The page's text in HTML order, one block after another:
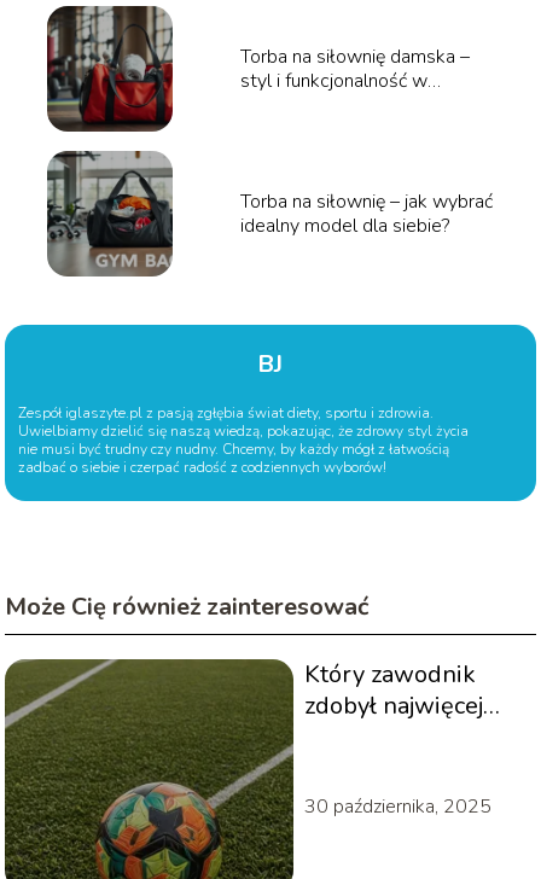
Torba na siłownię damska –
styl i funkcjonalność w
Torba na siłownię – jak wybrać
idealny model dla siebie?
BJ
Zespół iglaszyte.pl z pasją zgłębia świat diety, sportu i zdrowia.
Uwielbiamy dzielić się naszą wiedzą, pokazując, że zdrowy styl życia
nie musi być trudny czy nudny. Chcemy, by każdy mógł z łatwością
zadbać o siebie i czerpać radość z codziennych wyborów!
Może Cię również zainteresować
Który zawodnik
zdobył najwięcej
dane statystyczne
30 października, 2025